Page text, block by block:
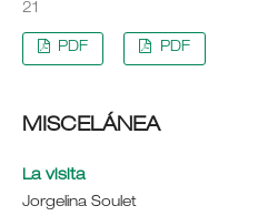
21
PDF PDF
MISCELÁNEA
La visita
Jorgelina Soulet